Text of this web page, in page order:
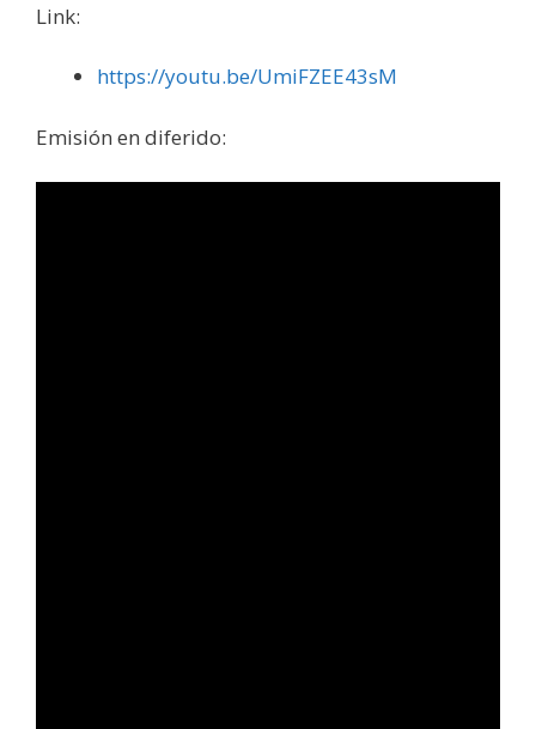
Link:
https://youtu.be/UmiFZEE43sM
Emisión en diferido: